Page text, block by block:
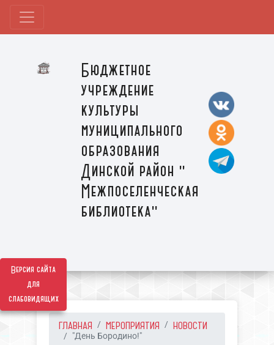
Версия сайта
для
слабовидящих
Бюджетное
учреждение
культуры
муниципального
образования
Динской район "
Межпоселенческая
библиотека"
ГЛАВНАЯ МЕРОПРИЯТИЯ НОВОСТИ
"День Бородино!"